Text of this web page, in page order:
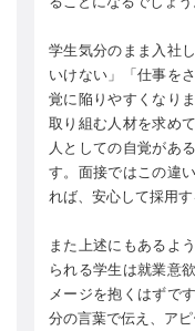
学生気分のまま入社
いけない」「仕事を
覚に陥りやすくなり
取り組む人材を求め
人としての自覚があ
す。面接ではこの違
れば、安心して採用す
また上述にもあるよ
られる学生は就業意
メージを抱くはずで
分の言葉で伝え、ア